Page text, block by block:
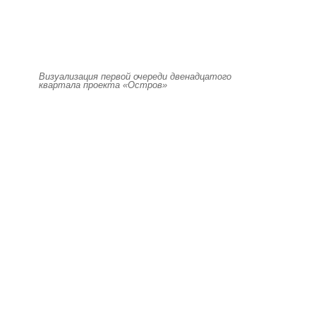
Визуализация первой очереди двенадцатого
квартала проекта «Остров»